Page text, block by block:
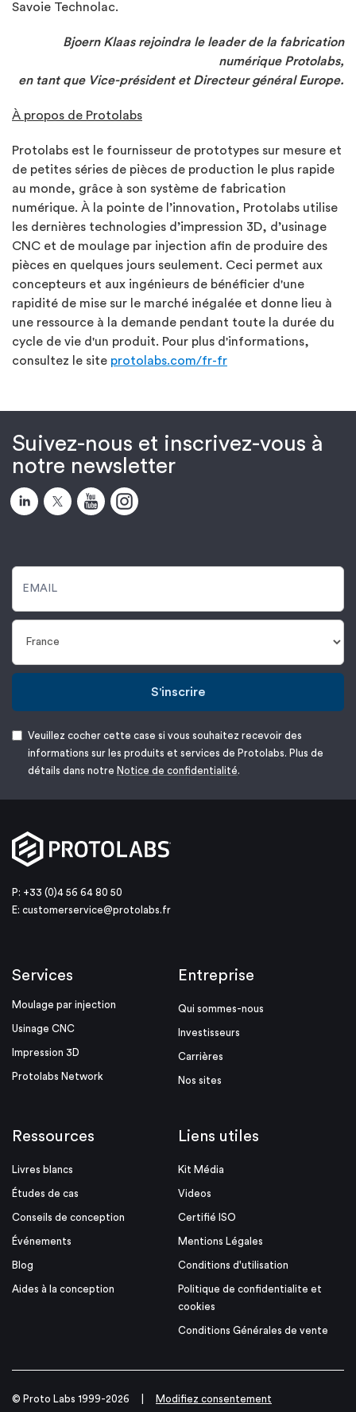
Savoie Technolac.
Bjoern Klaas rejoindra le leader de la fabrication
numérique Protolabs,
en tant que Vice-président et Directeur général Europe.
À propos de Protolabs
Protolabs est le fournisseur de prototypes sur mesure et
de petites séries de pièces de production le plus rapide
au monde, grâce à son système de fabrication
numérique. À la pointe de l’innovation, Protolabs utilise
les dernières technologies d’impression 3D, d’usinage
CNC et de moulage par injection afin de produire des
pièces en quelques jours seulement. Ceci permet aux
concepteurs et aux ingénieurs de bénéficier d'une
rapidité de mise sur le marché inégalée et donne lieu à
une ressource à la demande pendant toute la durée du
cycle de vie d'un produit. Pour plus d'informations,
consultez le site protolabs.com/fr-fr
Suivez-nous et inscrivez-vous à
notre newsletter
S'inscrire
Veuillez cocher cette case si vous souhaitez recevoir des
informations sur les produits et services de Protolabs. Plus de
détails dans notre Notice de confidentialité.
P: +33 (0)4 56 64 80 50
E: customerservice@protolabs.fr
Services
Moulage par injection
Usinage CNC
Impression 3D
Protolabs Network
Entreprise
Qui sommes-nous
Investisseurs
Carrières
Nos sites
Ressources
Livres blancs
Études de cas
Conseils de conception
Événements
Blog
Aides à la conception
Liens utiles
Kit Média
Videos
Certifié ISO
Mentions Légales
Conditions d'utilisation
Politique de confidentialite et
cookies
Conditions Générales de vente
© Proto Labs 1999-2026 Modifiez consentement